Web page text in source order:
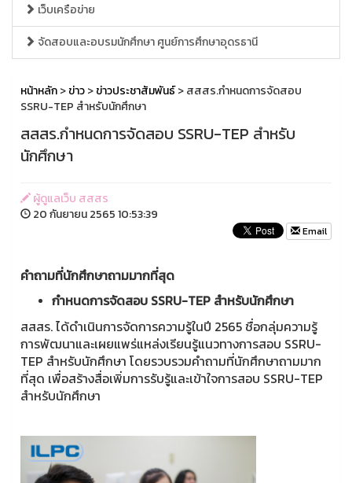
เว็บเครือข่าย
จัดสอบและอบรมนักศึกษา ศูนย์การศึกษาอุดรธานี
หน้าหลัก>ข่าว>ข่าวประชาสัมพันธ์> สสสร.กำหนดการจัดสอบ
SSRU-TEP สำหรับนักศึกษา
สสสร.กำหนดการจัดสอบ SSRU-TEP สำหรับ
นักศึกษา
ผู้ดูแลเว็บ สสสร
20 กันยายน 2565 10:53:39
Email
คำถามที่นักศึกษาถามมากที่สุด
กำหนดการจัดสอบ SSRU-TEP สำหรับนักศึกษา
สสสร. ได้ดำเนินการจัดการความรู้ในปี 2565 ชื่อกลุ่มความรู้
การพัฒนาและเผยแพร่แหล่งเรียนรู้แนวทางการสอบ SSRU-
TEP สำหรับนักศึกษา โดยรวบรวมคำถามที่นักศึกษาถามมาก
ที่สุด เพื่อสร้างสื่อเพิ่มการรับรู้และเข้าใจการสอบ SSRU-TEP
สำหรับนักศึกษา